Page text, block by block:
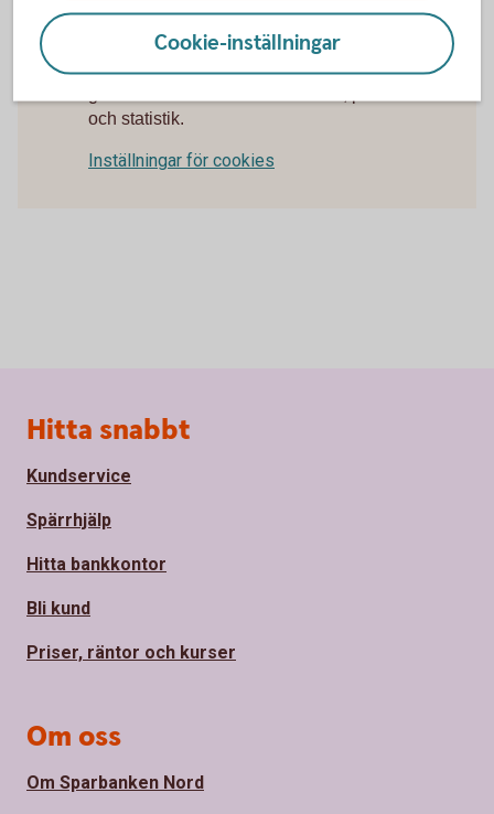
För att se detta innehåll behöver du först
och statistik.
Inställningar för cookies
Cookie-inställningar
Sidfot
Hitta snabbt
Kundservice
Spärrhjälp
Hitta bankkontor
Bli kund
Priser, räntor och kurser
Om oss
Om Sparbanken Nord